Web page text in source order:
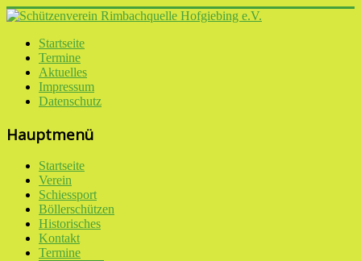
Startseite
Termine
Aktuelles
Impressum
Datenschutz
Hauptmenü
Startseite
Verein
Schiessport
Böllerschützen
Historisches
Kontakt
Termine